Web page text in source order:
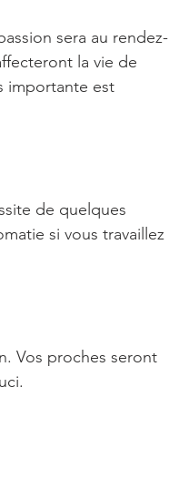
sera au rendez-
la vie de
importante est
de quelques
si vous travaillez
Vos proches seront